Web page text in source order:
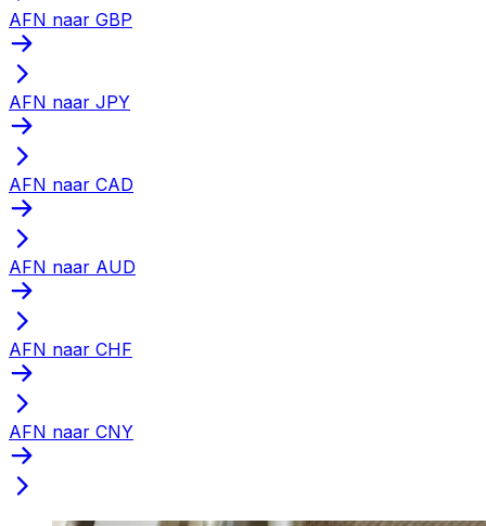
AFN naar GBP
AFN naar JPY
AFN naar CAD
AFN naar AUD
AFN naar CHF
AFN naar CNY